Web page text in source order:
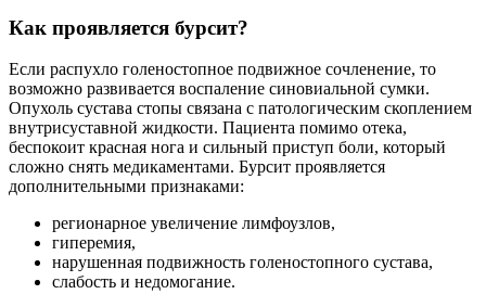
Как проявляется бурсит?
Если распухло голеностопное подвижное сочленение, то
возможно развивается воспаление синовиальной сумки.
Опухоль сустава стопы связана с патологическим скоплением
внутрисуставной жидкости. Пациента помимо отека,
беспокоит красная нога и сильный приступ боли, который
сложно снять медикаментами. Бурсит проявляется
дополнительными признаками:
регионарное увеличение лимфоузлов,
гиперемия,
нарушенная подвижность голеностопного сустава,
слабость и недомогание.